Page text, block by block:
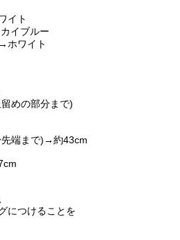
イト
ブルー
ワイト
の部分まで)
まで)→約43cm
につけることを